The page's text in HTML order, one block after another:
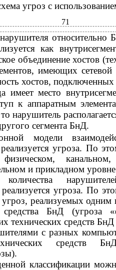
угроз с
71
относительно
как
объединение хостов
имеющих сетевой
хостов,
имеет место
к аппаратным
нарушитель
сегмента БнД.
модели
угроза. По
и прикладном
количества
угроза. По
угроз, реализуемых
средства БнД (угроза
технических средств
с разных
средств
классификации